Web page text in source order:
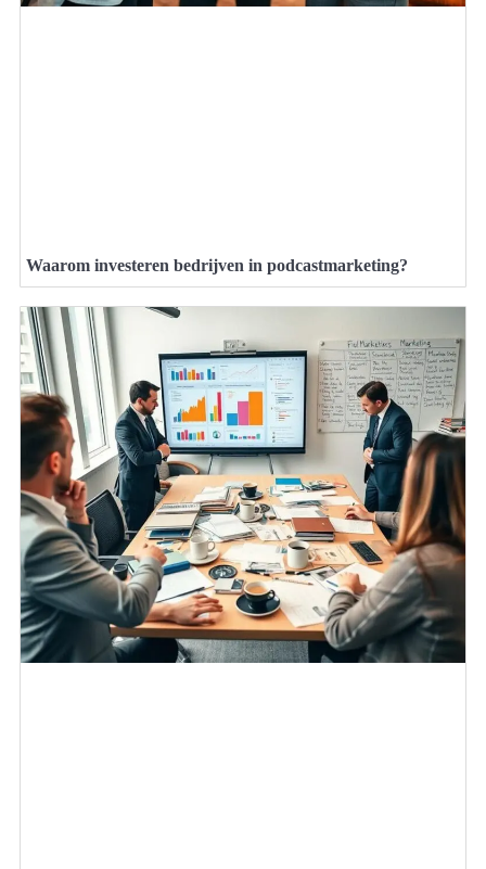
Waarom investeren bedrijven in podcastmarketing?